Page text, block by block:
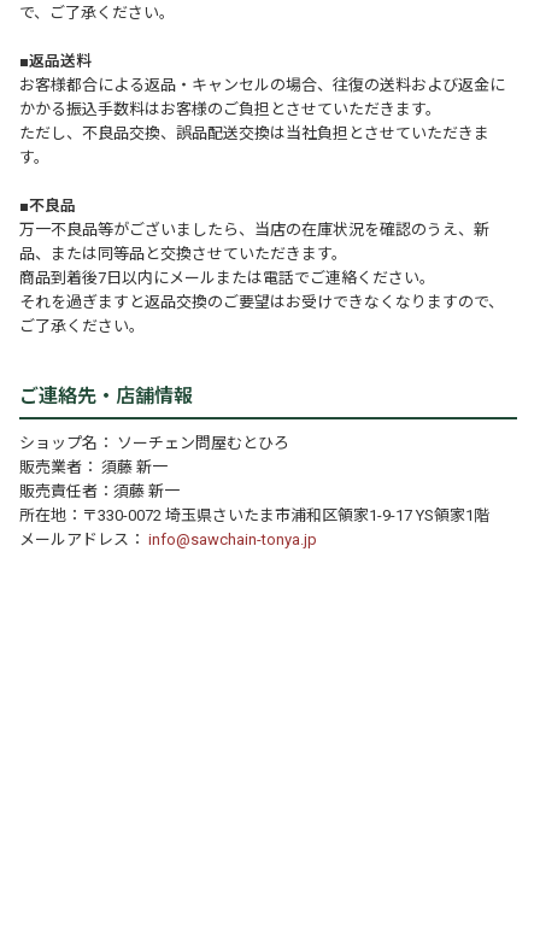
で、ご了承ください。
■返品送料
お客様都合による返品・キャンセルの場合、往復の送料および返金に
かかる振込手数料はお客様のご負担とさせていただきます。
ただし、不良品交換、誤品配送交換は当社負担とさせていただきま
す。
■不良品
万一不良品等がございましたら、当店の在庫状況を確認のうえ、新
品、または同等品と交換させていただきます。
商品到着後7日以内にメールまたは電話でご連絡ください。
それを過ぎますと返品交換のご要望はお受けできなくなりますので、
ご了承ください。
ご連絡先・店舗情報
ショップ名： ソーチェン問屋むとひろ
販売業者： 須藤 新一
販売責任者：須藤 新一
所在地：〒330-0072 埼玉県さいたま市浦和区領家1-9-17 YS領家1階
メールアドレス：info@sawchain-tonya.jp